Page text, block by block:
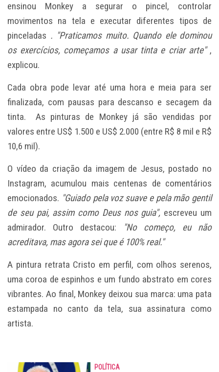
ensinou Monkey a segurar o pincel, controlar
movimentos na tela e executar diferentes tipos de
pinceladas . "Praticamos muito. Quando ele dominou
os exercícios, começamos a usar tinta e criar arte",
explicou.
Cada obra pode levar até uma hora e meia para ser
finalizada, com pausas para descanso e secagem da
tinta.As pinturas de Monkey já são vendidas por
valores entre US$ 1.500 e US$ 2.000 (entre R$ 8 mil e R$
10,6 mil).
O vídeo da criação da imagem de Jesus, postado no
Instagram, acumulou mais centenas de comentários
emocionados. "Guiado pela voz suave e pela mão gentil
de seu pai, assim como Deus nos guia", escreveu um
admirador. Outro destacou:
"No começo, eu não
acreditava, mas agora sei que é 100% real."
A pintura retrata Cristo em perfil, com olhos serenos,
uma coroa de espinhos e um fundo abstrato em cores
vibrantes. Ao final, Monkey deixou sua marca: uma pata
estampada no canto da tela, sua assinatura como
artista.
POLÍTICA